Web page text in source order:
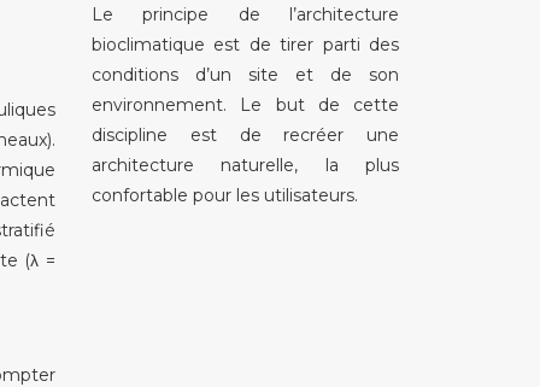
(λ =
Le principe de l’architecture
bioclimatique est de tirer parti des
conditions d’un site et de son
environnement. Le but de cette
discipline est de recréer une
architecture naturelle, la plus
confortable pour les utilisateurs.